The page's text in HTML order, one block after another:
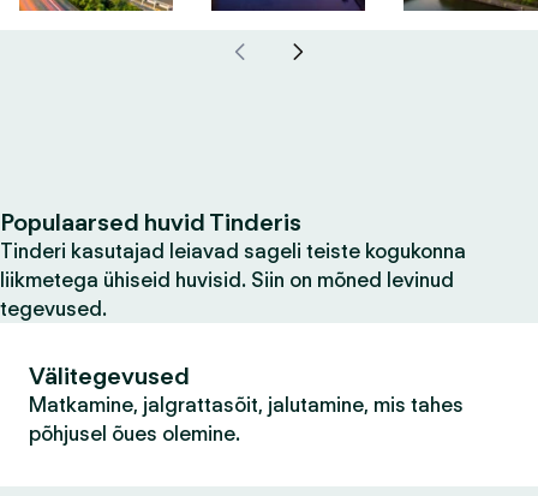
Populaarsed huvid Tinderis
Tinderi kasutajad leiavad sageli teiste kogukonna
liikmetega ühiseid huvisid. Siin on mõned levinud
tegevused.
Välitegevused
Matkamine, jalgrattasõit, jalutamine, mis tahes
põhjusel õues olemine.